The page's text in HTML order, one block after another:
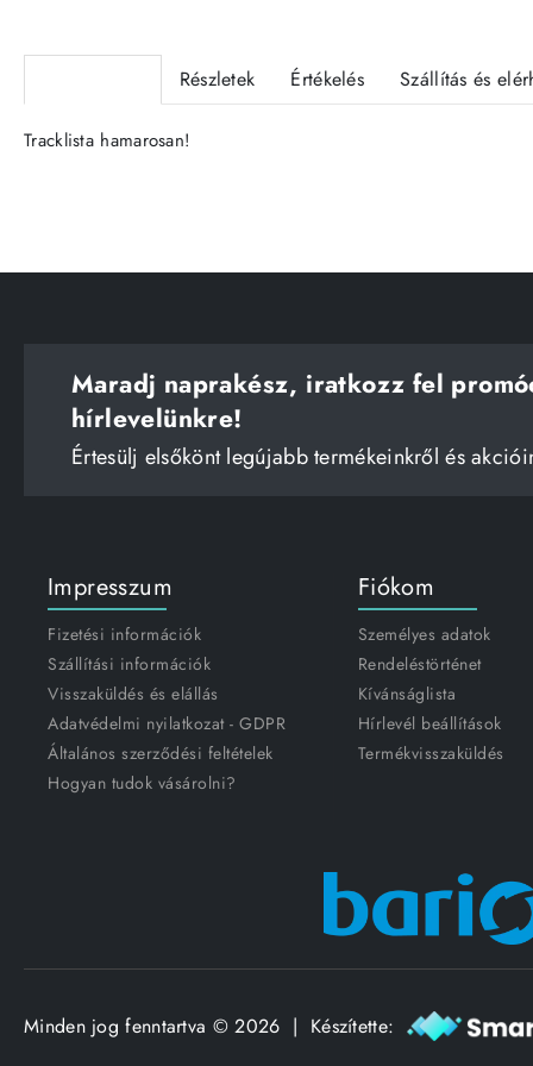
Részletek Értékelés Szállítás és
Tracklista hamarosan!
Maradj naprakész, iratkozz fel
hírlevelünkre!
Értesülj elsőkönt legújabb termékeinkről és
Impresszum
Fizetési információk
Szállítási információk
Visszaküldés és elállás
Adatvédelmi nyilatkozat - GDPR
Általános szerződési feltételek
Hogyan tudok vásárolni?
Fiókom
Személyes adatok
Rendeléstörténet
Kívánságlista
Hírlevél beállítások
Termékvisszaküldés
Minden jog fenntartva © 2026 | Készítette: